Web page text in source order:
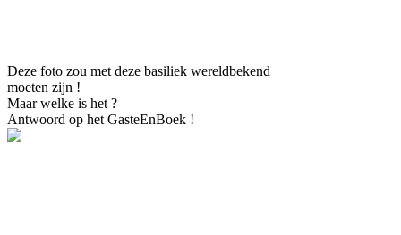
Deze foto zou met deze basiliek wereldbekend
moeten zijn !
Maar welke is het ?
Antwoord op het GasteEnBoek !